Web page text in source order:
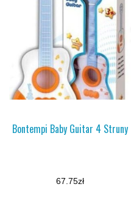
Bontempi Baby Guitar 4 Struny
67.75zł